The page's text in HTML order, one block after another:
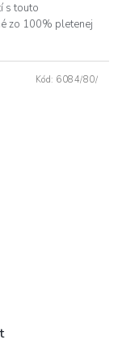
s touto
zo 100% pletenej
Kód: 6084/80/